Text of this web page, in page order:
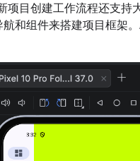
项目创建工作流程还支
和组件来搭建项目框架